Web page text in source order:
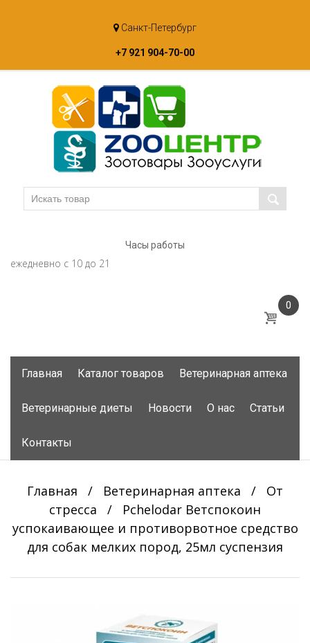
to
Санкт-Петербург
+7 921 904-70-00
Часы работы
ежедневно с 10 до 21
0
Главная Каталог товаров Ветеринарная аптека
Ветеринарные диеты Новости О нас Статьи
Контакты
Главная / Ветеринарная аптека /
От
стресса
/
Pchelodar Ветспокоин
успокаивающее и противорвотное средство
для собак мелких пород, 25мл суспензия